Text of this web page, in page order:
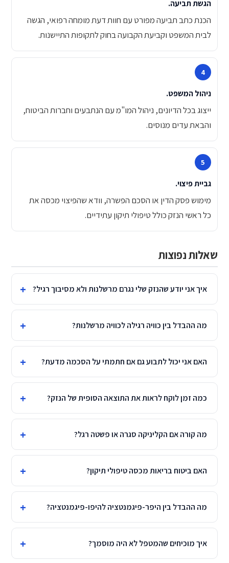
הגשת תביעה.
הכנת כתב תביעה מפורט עם חוות דעת מומחה רפואי, הגשה
לבית המשפט וקביעת הקבועה בחוק לתקופות התיישנות.
ניהול המשפט.
ייצוג בכל הדיונים, ניהול המו"מ עם הנתבעים וחברות הביטוח,
והבאת עדים מנוסים.
גביית פיצוי.
מימוש פסק הדין או הסכם הפשרה, וודא שהפיצוי מכסה את
כל ראשי הנזק כולל טיפולי תיקון עתידיים.
שאלות נפוצות
איך אני יודע שהנזק שלי נגרם מרשלנות ולא מסיבוך רגיל?
מה ההבדל בין כוויה רגילה לכוויה מרשלנות?
האם אני יכול לתבוע גם אם חתמתי על הסכמה מדעת?
כמה זמן לוקח לראות את התוצאה הסופית של הנזק?
מה קורה אם הקליניקה סגרה או פשטה רגל?
האם ביטוח בריאות מכסה טיפולי תיקון?
מה ההבדל בין היפר-פיגמנטציה להיפו-פיגמנטציה?
איך מוכיחים שהמטפל לא היה מוסמך?